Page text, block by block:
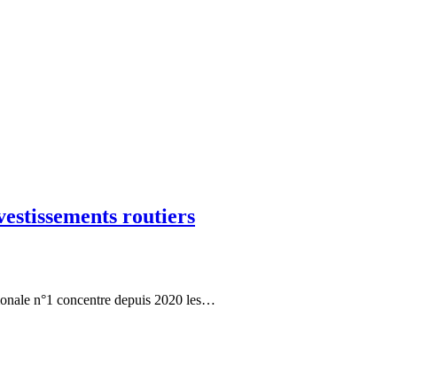
routiers
n°1 concentre depuis 2020 les…